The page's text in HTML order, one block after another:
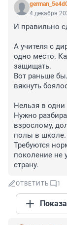
4 декабря
И правильно
А учителя с
одно место.
защищать.
Вот раньше
вякнуть
Нельзя в
Нужно
взрослому,
полы в школе.
Требуются
поколение не
страну.
ОТВЕТИТЬ 1